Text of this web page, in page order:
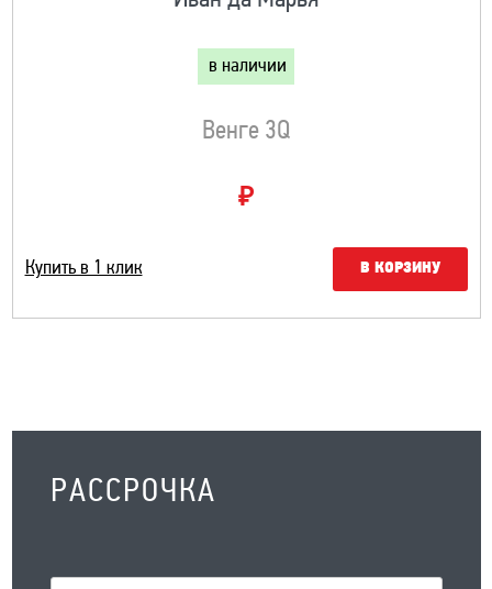
в наличии
Венге 3Q
₽
Купить в 1 клик В КОРЗИНУ
РАССРОЧКА